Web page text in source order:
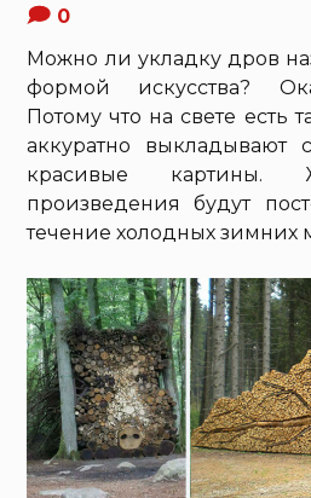
0
Можно ли укладку дров
формой искусства?
Потому что на свете есть
аккуратно
красивые
произведения будут
течение холодных зимних